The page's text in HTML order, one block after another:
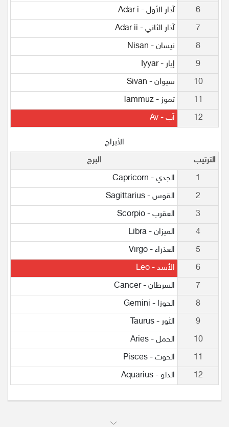
6
آذار الأول - Adar i
7
آذار الثاني - Adar ii
8
نيسان - Nisan
9
إيار - Iyyar
10
سيوان - Sivan
11
تموز - Tammuz
12
آب - Av
الأبراج
الترتيب
البرج
1
الجدي - Capricorn
2
القوس - Sagittarius
3
العقرب - Scorpio
4
الميزان - Libra
5
العذراء - Virgo
6
الأسد - Leo
7
السرطان - Cancer
8
الجوزا - Gemini
9
الثور - Taurus
10
الحمل - Aries
11
الحوت - Pisces
12
الدلو - Aquarius